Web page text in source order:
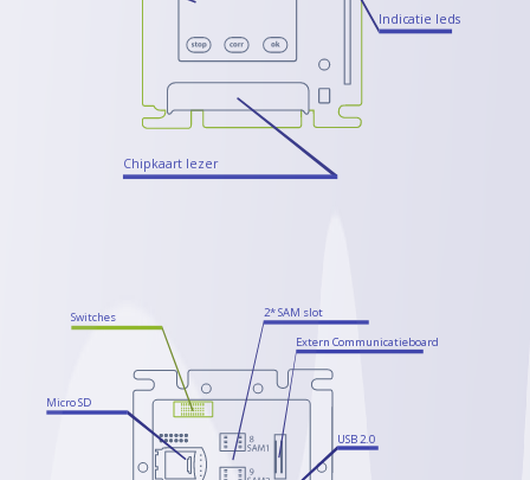
Chipkaart lezer
Indicatie leds
2* SAM slot
Micro SD
USB 2.0
Switches
Extern Communicatieboard